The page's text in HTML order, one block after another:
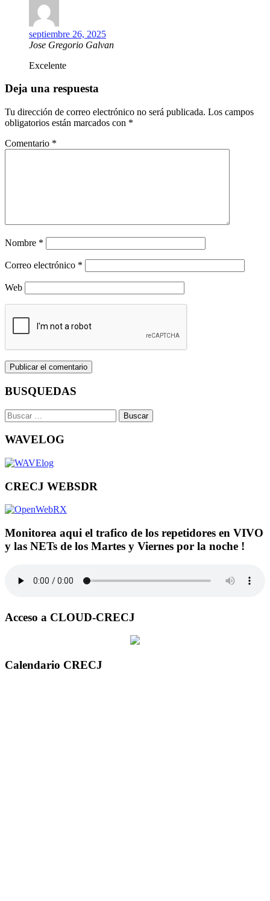
septiembre 26, 2025
Jose Gregorio Galvan
Excelente
Deja una respuesta
Tu dirección de correo electrónico no será publicada. Los campos
obligatorios están marcados con *
Comentario *
Nombre *
Correo electrónico *
Web
BUSQUEDAS
Buscar:
WAVELOG
CRECJ WEBSDR
Monitorea aqui el trafico de los repetidores en VIVO
y las NETs de los Martes y Viernes por la noche !
Acceso a CLOUD-CRECJ
Calendario CRECJ